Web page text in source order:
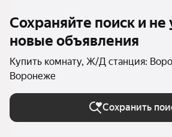
Сохраняйте поиск и не
новые объявления
Купить комнату, Ж/Д станция:
Воронеже
Сохранить